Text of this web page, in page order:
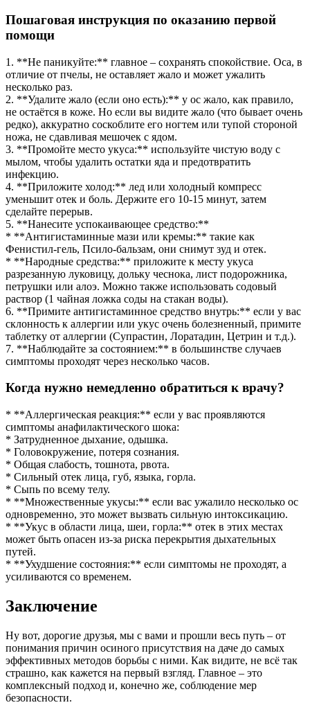
Пошаговая инструкция по оказанию первой
помощи
1. **Не паникуйте:** главное – сохранять спокойствие. Оса, в
отличие от пчелы, не оставляет жало и может ужалить
несколько раз.
2. **Удалите жало (если оно есть):** у ос жало, как правило,
не остаётся в коже. Но если вы видите жало (что бывает очень
редко), аккуратно соскоблите его ногтем или тупой стороной
ножа, не сдавливая мешочек с ядом.
3. **Промойте место укуса:** используйте чистую воду с
мылом, чтобы удалить остатки яда и предотвратить
инфекцию.
4. **Приложите холод:** лед или холодный компресс
уменьшит отек и боль. Держите его 10-15 минут, затем
сделайте перерыв.
5. **Нанесите успокаивающее средство:**
* **Антигистаминные мази или кремы:** такие как
Фенистил-гель, Псило-бальзам, они снимут зуд и отек.
* **Народные средства:** приложите к месту укуса
разрезанную луковицу, дольку чеснока, лист подорожника,
петрушки или алоэ. Можно также использовать содовый
раствор (1 чайная ложка соды на стакан воды).
6. **Примите антигистаминное средство внутрь:** если у вас
склонность к аллергии или укус очень болезненный, примите
таблетку от аллергии (Супрастин, Лоратадин, Цетрин и т.д.).
7. **Наблюдайте за состоянием:** в большинстве случаев
симптомы проходят через несколько часов.
Когда нужно немедленно обратиться к врачу?
* **Аллергическая реакция:** если у вас проявляются
симптомы анафилактического шока:
* Затрудненное дыхание, одышка.
* Головокружение, потеря сознания.
* Общая слабость, тошнота, рвота.
* Сильный отек лица, губ, языка, горла.
* Сыпь по всему телу.
* **Множественные укусы:** если вас ужалило несколько ос
одновременно, это может вызвать сильную интоксикацию.
* **Укус в области лица, шеи, горла:** отек в этих местах
может быть опасен из-за риска перекрытия дыхательных
путей.
* **Ухудшение состояния:** если симптомы не проходят, а
усиливаются со временем.
Заключение
Ну вот, дорогие друзья, мы с вами и прошли весь путь – от
понимания причин осиного присутствия на даче до самых
эффективных методов борьбы с ними. Как видите, не всё так
страшно, как кажется на первый взгляд. Главное – это
комплексный подход и, конечно же, соблюдение мер
безопасности.